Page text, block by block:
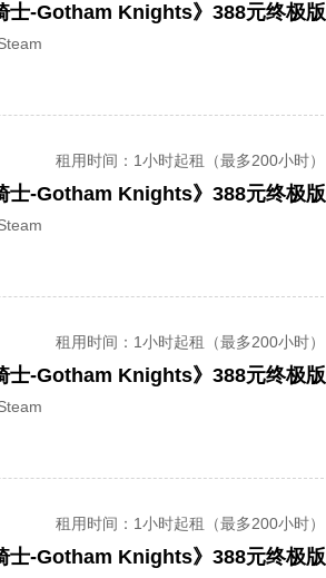
士-Gotham Knights》388元终极版
租用时间 ：1小时起租（最多200小时）
士-Gotham Knights》388元终极版
租用时间 ：1小时起租（最多200小时）
士-Gotham Knights》388元终极版
租用时间 ：1小时起租（最多200小时）
士-Gotham Knights》388元终极版